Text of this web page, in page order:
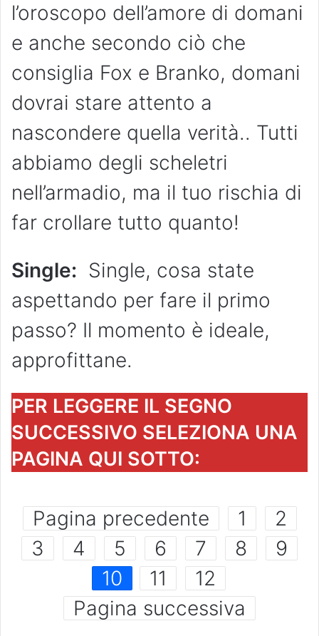
l’oroscopo dell’amore di domani
e anche secondo ciò che
consiglia Fox e Branko, domani
dovrai stare attento a
nascondere quella verità.. Tutti
abbiamo degli scheletri
nell’armadio, ma il tuo rischia di
far crollare tutto quanto!
Single: Single, cosa state
aspettando per fare il primo
passo? Il momento è ideale,
approfittane.
PER LEGGERE IL SEGNO
SUCCESSIVO SELEZIONA UNA
PAGINA QUI SOTTO:
Pagina precedente 1
2
3
4 5 6 7 8
9
10
11
12
Pagina successiva